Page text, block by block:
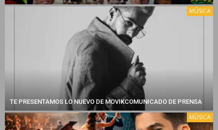
MÚSICA
TE PRESENTAMOS LO NUEVO DE MOVIKCOMUNICADO DE PRENSA
MÚSICA